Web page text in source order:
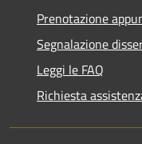
Prenotazione
Segnalazione
Leggi le FAQ
Richiesta